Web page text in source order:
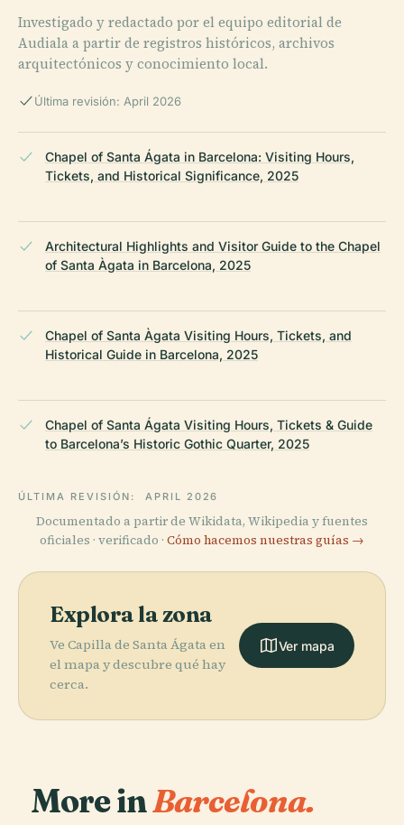
Investigado y redactado por el equipo editorial de
Audiala a partir de registros históricos, archivos
arquitectónicos y conocimiento local.
Última revisión: April 2026
Chapel of Santa Ágata in Barcelona: Visiting Hours,
Tickets, and Historical Significance, 2025
Architectural Highlights and Visitor Guide to the Chapel
of Santa Àgata in Barcelona, 2025
Chapel of Santa Àgata Visiting Hours, Tickets, and
Historical Guide in Barcelona, 2025
Chapel of Santa Ágata Visiting Hours, Tickets & Guide
to Barcelona’s Historic Gothic Quarter, 2025
ÚLTIMA REVISIÓN: APRIL 2026
Documentado a partir de Wikidata, Wikipedia y fuentes
oficiales · verificado · Cómo hacemos nuestras guías →
Explora la zona
Ve Capilla de Santa Ágata en
el mapa y descubre qué hay
cerca.
Ver mapa
More inBarcelona.